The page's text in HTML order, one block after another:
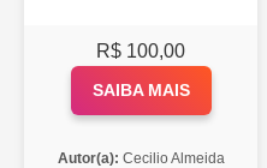
R$ 100,00
SAIBA MAIS
Autor(a): Cecilio Almeida